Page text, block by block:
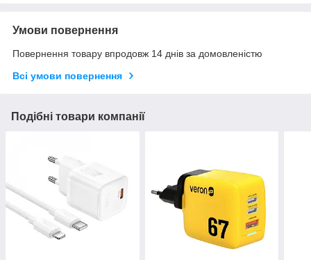
Умови повернення
Повернення товару впродовж 14 днів за домовленістю
Всі умови повернення
Подібні товари компанії